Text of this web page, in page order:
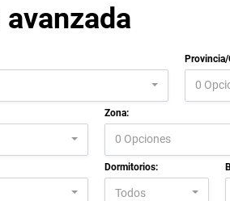
avanzada
0
Zona:
0 Opciones
Dormitorios:
Todos